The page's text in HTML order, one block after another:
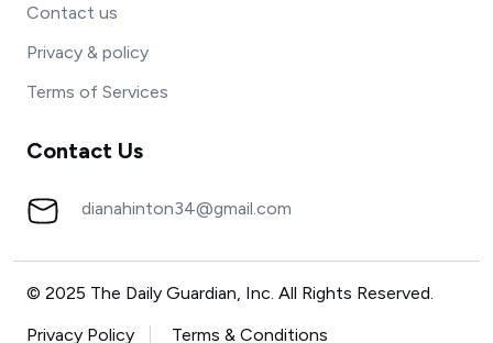
Contact us
Privacy & policy
Terms of Services
Contact Us
dianahinton34@gmail.com
© 2025 The Daily Guardian, Inc. All Rights Reserved.
Privacy Policy
Terms & Conditions